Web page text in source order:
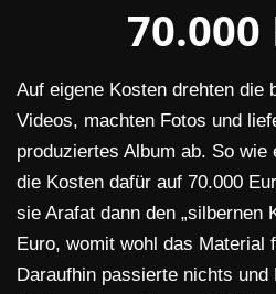
70.000
Auf eigene Kosten drehten die
Videos, machten Fotos und
produziertes Album ab. So
die Kosten dafür auf 70.000
sie Arafat dann den „silbernen
Euro, womit wohl das Material
Daraufhin passierte nichts